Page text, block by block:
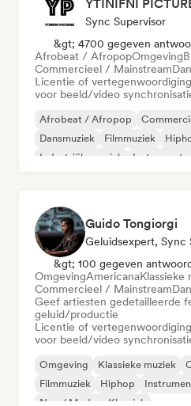
YTINIFNI
Sync Supervisor
&gt; 4700 gegeven
Afrobeat / AfropopOmgeving
Commercieel / Mainstream
Licentie of
voor beeld/video
Afrobeat / Afropop
Dansmuziek
Filmmuziek
Industriële muziek
Guido Tongiorgi
Geluidsexpert, Sync
&gt; 100 gegeven
OmgevingAmericanaKlassieke
Commercieel / Mainstream
Geef artiesten gedetailleerde
geluid/productie
Licentie of
voor beeld/video
Omgeving Klassieke muziek
Filmmuziek
Hiphop
Neo / Modern Klassiek